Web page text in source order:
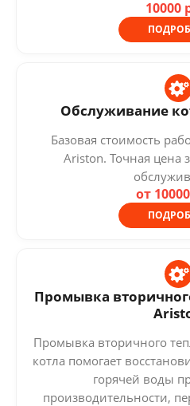
10000
Обслуживание
Базовая стоимость
Ariston. Точная цена
от
Промывка
Промывка вторичного
котла помогает
горячей воды
производительности,